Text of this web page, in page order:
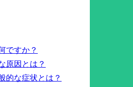
ですか？
原因とは？
的な症状とは？